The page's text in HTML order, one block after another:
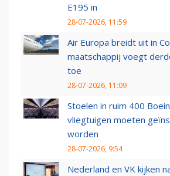
E195 in
28-07-2026, 11:59
Air Europa breidt uit in
maatschappij voegt
toe
28-07-2026, 11:09
Stoelen in ruim 400
vliegtuigen moeten
worden
28-07-2026, 9:54
Nederland en VK kijken